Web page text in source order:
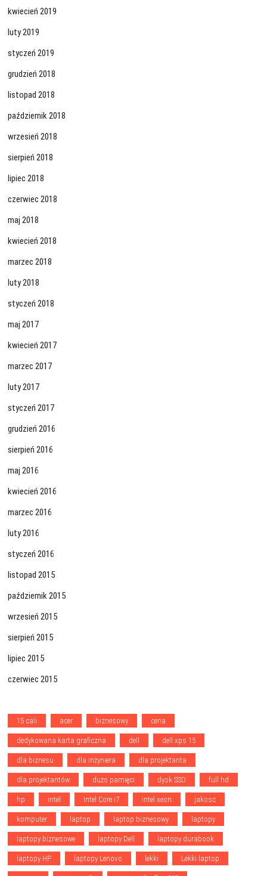
kwiecień 2019
luty 2019
styczeń 2019
grudzień 2018
listopad 2018
październik 2018
wrzesień 2018
sierpień 2018
lipiec 2018
czerwiec 2018
maj 2018
kwiecień 2018
marzec 2018
luty 2018
styczeń 2018
maj 2017
kwiecień 2017
marzec 2017
luty 2017
styczeń 2017
grudzień 2016
sierpień 2016
maj 2016
kwiecień 2016
marzec 2016
luty 2016
styczeń 2016
listopad 2015
październik 2015
wrzesień 2015
sierpień 2015
lipiec 2015
czerwiec 2015
15 cali acer biznesowy cena
dedykowana karta graficzna dell dell xps 15
dla biznesu dla inżyniera dla projektanta
dla projektantów dużo pamięci dysk SSD full hd
hp intel Intel Core i7 intel xeon jakosc
komputer laptop laptop biznesowy laptopy
laptopy biznesowe laptopy Dell laptopy durabook
laptopy HP laptopy Lenovo lekki Lekki laptop